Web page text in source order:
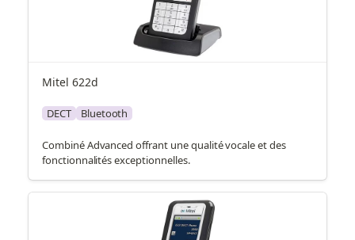
Mitel 622d
DECT Bluetooth
Combiné Advanced offrant une qualité vocale et des
fonctionnalités exceptionnelles.